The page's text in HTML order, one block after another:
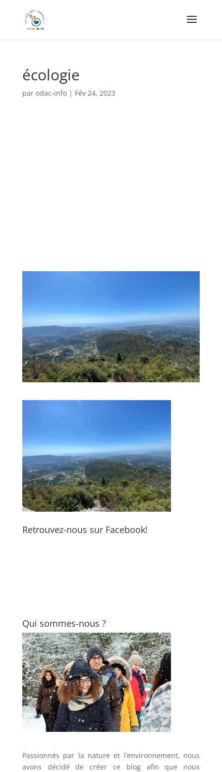
écologie
par odac-info| Fév 24, 2023
Retrouvez-nous sur Facebook!
Qui sommes-nous ?
Passionnés par la nature et l’environnement, nous
avons décidé de créer ce blog afin que nous